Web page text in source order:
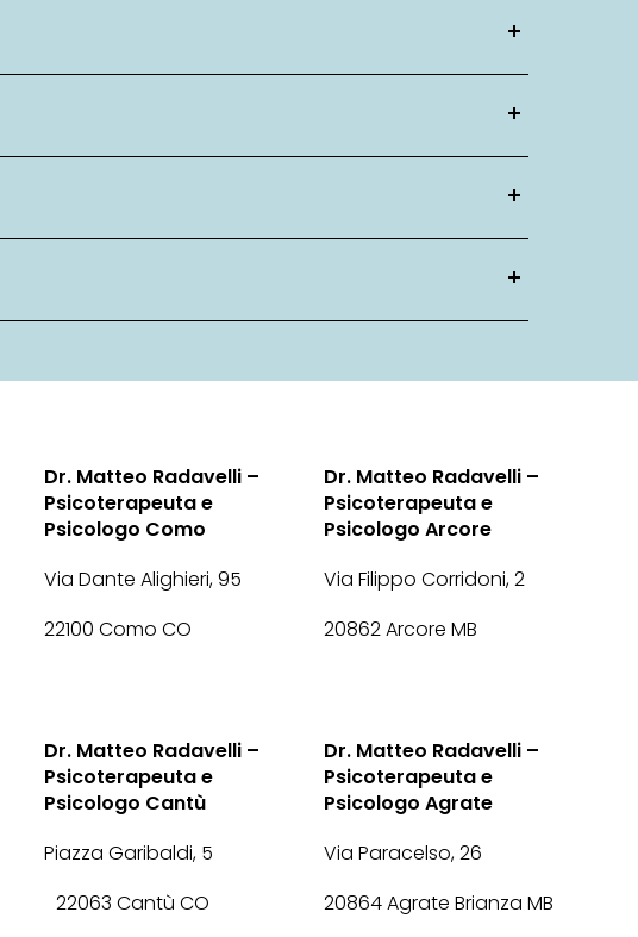
Dr. Matteo Radavelli –
Psicoterapeuta e
Psicologo Como
Via Dante Alighieri, 95
22100 Como CO
Dr. Matteo Radavelli –
Psicoterapeuta e
Psicologo Arcore
Via Filippo Corridoni, 2
20862 Arcore MB
Dr. Matteo Radavelli –
Psicoterapeuta e
Psicologo Cantù
Piazza Garibaldi, 5
22063 Cantù CO
Dr. Matteo Radavelli –
Psicoterapeuta e
Psicologo Agrate
Via Paracelso, 26
20864 Agrate Brianza MB